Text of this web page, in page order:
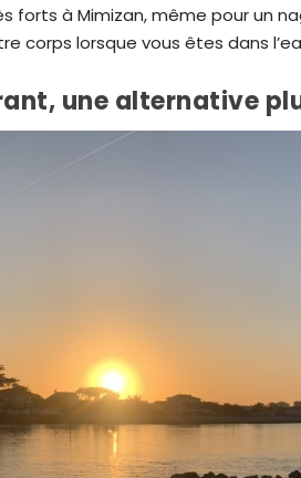
forts à Mimizan, même pour un
corps lorsque vous êtes dans
une alternative